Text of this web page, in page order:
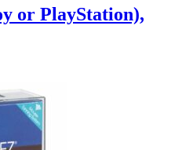
or PlayStation),